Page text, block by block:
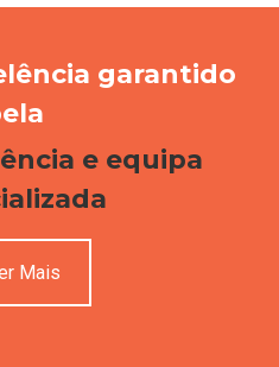
garantido
e equipa
Mais